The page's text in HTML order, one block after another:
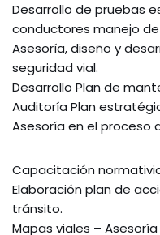
Desarrollo de pruebas
conductores manejo
Asesoría, diseño y
seguridad vial.
Desarrollo Plan de
Auditoría Plan
Asesoría en el proceso
Capacitación
Elaboración plan de
tránsito.
Mapas viales –